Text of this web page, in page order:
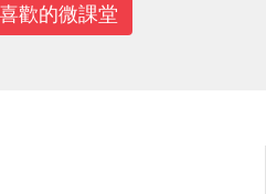
歡的微課堂